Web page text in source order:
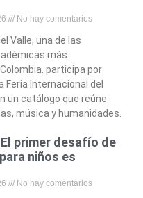
No hay comentarios
Valle, una de las
más
participa por
Feria Internacional del
un catálogo que reúne
música y humanidades.
primer desafío de
niños es
No hay comentarios